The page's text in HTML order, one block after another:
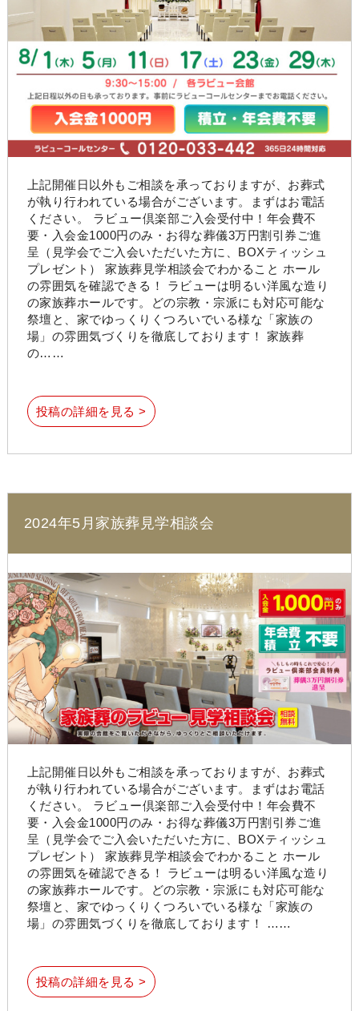
上記開催日以外もご相談を承っておりますが、お葬式
が執り行われている場合がございます。まずはお電話
ください。 ラビュー倶楽部ご入会受付中！年会費不
要・入会金1000円のみ・お得な葬儀3万円割引券ご進
呈（見学会でご入会いただいた方に、BOXティッシュ
プレゼント） 家族葬見学相談会でわかること ホール
の雰囲気を確認できる！ ラビューは明るい洋風な造り
の家族葬ホールです。どの宗教・宗派にも対応可能な
祭壇と、家でゆっくりくつろいでいる様な「家族の
場」の雰囲気づくりを徹底しております！ 家族葬
の……
投稿の詳細を見る >
2024年5月家族葬見学相談会
上記開催日以外もご相談を承っておりますが、お葬式
が執り行われている場合がございます。まずはお電話
ください。 ラビュー倶楽部ご入会受付中！年会費不
要・入会金1000円のみ・お得な葬儀3万円割引券ご進
呈（見学会でご入会いただいた方に、BOXティッシュ
プレゼント） 家族葬見学相談会でわかること ホール
の雰囲気を確認できる！ ラビューは明るい洋風な造り
の家族葬ホールです。どの宗教・宗派にも対応可能な
祭壇と、家でゆっくりくつろいでいる様な「家族の
場」の雰囲気づくりを徹底しております！ ……
投稿の詳細を見る >